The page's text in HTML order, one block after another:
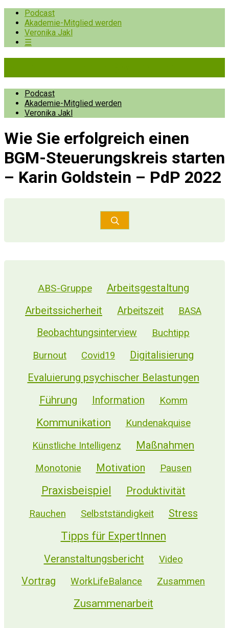
Podcast
Akademie-Mitglied werden
Veronika Jakl
☰
Podcast
Akademie-Mitglied werden
Veronika Jakl
Wie Sie erfolgreich einen
BGM-Steuerungskreis starten
– Karin Goldstein – PdP 2022
ABS-Gruppe
Arbeitsgestaltung
Arbeitssicherheit
Arbeitszeit BASA
Beobachtungsinterview
Buchtipp
Burnout
Covid19
Digitalisierung
Evaluierung psychischer Belastungen
Führung
Information Komm
Kommunikation Kundenakquise
Künstliche Intelligenz Maßnahmen
Monotonie Motivation Pausen
Praxisbeispiel Produktivität
Rauchen Selbstständigkeit Stress
Tipps für ExpertInnen
Veranstaltungsbericht Video
Vortrag WorkLifeBalance Zusammen
Zusammenarbeit